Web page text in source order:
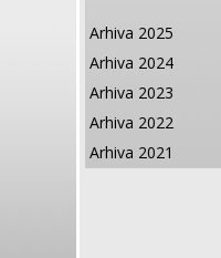
Arhiva 2025
Arhiva 2024
Arhiva 2023
Arhiva 2022
Arhiva 2021